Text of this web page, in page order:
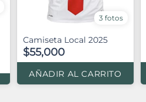
3 fotos
Camiseta Local 2025
$55,000
AÑADIR AL CARRITO